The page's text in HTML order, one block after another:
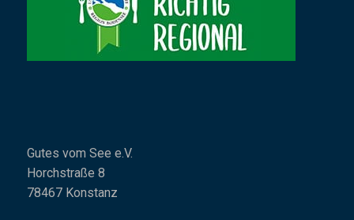
Gutes vom See e.V.
Horchstraße 8
78467 Konstanz